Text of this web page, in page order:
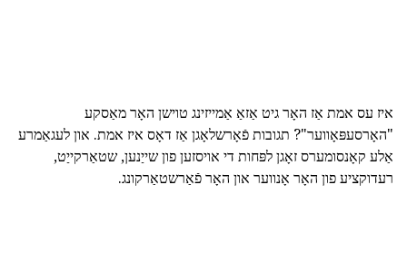
איז עס אמת אַז האָר גיט אַזאַ אַמייזינג טוישן האָר מאַסקע
"האָרסעפּאָווער"? תגובות פֿאָרשלאָגן אַז דאָס איז אמת. און לעגאַמרע
אַלע קאָנסומערס זאָגן לפּחות די אויסזען פון שייַנען, שטאַרקייַט,
רעדוקציע פון האָר אָנווער און האָר פֿאַרשטאַרקונג.